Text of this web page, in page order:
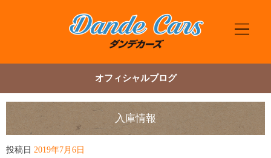
オフィシャルブログ
入庫情報
投稿日 2019年7月6日